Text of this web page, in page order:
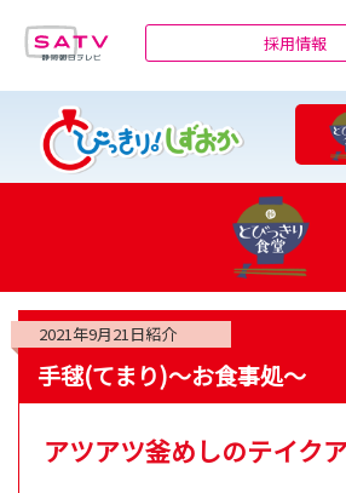
採用情報
2021年9月21日紹介
手毬(てまり)～お食事処～
アツアツ釜めしのテイク